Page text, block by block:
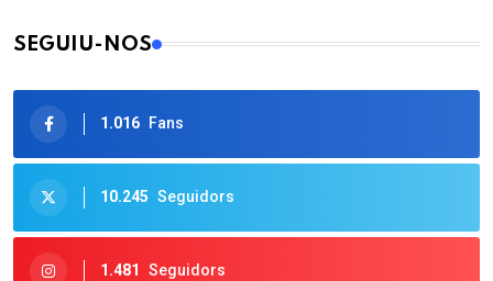
SEGUIU-NOS
1.016 Fans
10.245 Seguidors
1.481 Seguidors